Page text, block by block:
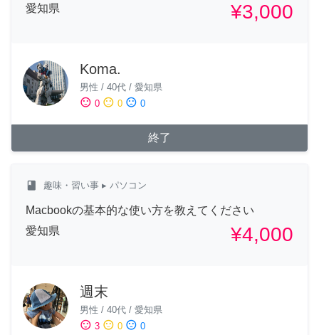
愛知県
¥3,000
Koma.
男性 / 40代 / 愛知県
sentiment_satisfied 0 sentiment_neutral 0 sentiment_dissatisfied 0
終了
class 趣味・習い事 ▸ パソコン
Macbookの基本的な使い方を教えてください
愛知県
¥4,000
週末
男性 / 40代 / 愛知県
sentiment_satisfied 3 sentiment_neutral 0 sentiment_dissatisfied 0